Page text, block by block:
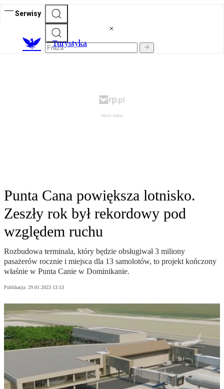
Serwisy
Turystyka
Punta Cana powiększa lotnisko.
Zeszły rok był rekordowy pod
względem ruchu
Rozbudowa terminala, który będzie obsługiwał 3 miliony
pasażerów rocznie i miejsca dla 13 samolotów, to projekt kończony
właśnie w Punta Canie w Dominikanie.
Publikacja: 29.01.2023 13:13